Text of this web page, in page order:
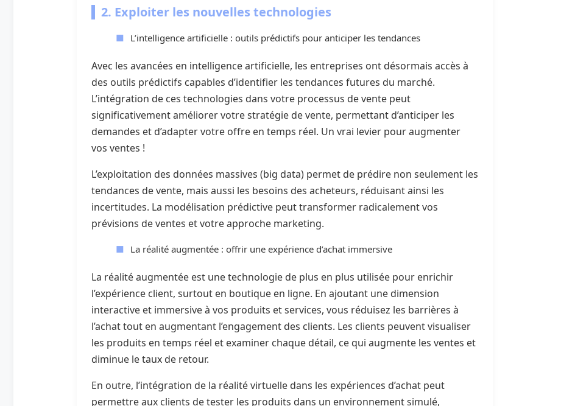
2. Exploiter les nouvelles technologies
L’intelligence artificielle : outils prédictifs pour anticiper les tendances
Avec les avancées en intelligence artificielle, les entreprises ont désormais accès à
des outils prédictifs capables d’identifier les tendances futures du marché.
L’intégration de ces technologies dans votre processus de vente peut
significativement améliorer votre stratégie de vente, permettant d’anticiper les
demandes et d’adapter votre offre en temps réel. Un vrai levier pour augmenter
vos ventes !
L’exploitation des données massives (big data) permet de prédire non seulement les
tendances de vente, mais aussi les besoins des acheteurs, réduisant ainsi les
incertitudes. La modélisation prédictive peut transformer radicalement vos
prévisions de ventes et votre approche marketing.
La réalité augmentée : offrir une expérience d’achat immersive
La réalité augmentée est une technologie de plus en plus utilisée pour enrichir
l’expérience client, surtout en boutique en ligne. En ajoutant une dimension
interactive et immersive à vos produits et services, vous réduisez les barrières à
l’achat tout en augmentant l’engagement des clients. Les clients peuvent visualiser
les produits en temps réel et examiner chaque détail, ce qui augmente les ventes et
diminue le taux de retour.
En outre, l’intégration de la réalité virtuelle dans les expériences d’achat peut
permettre aux clients de tester les produits dans un environnement simulé,